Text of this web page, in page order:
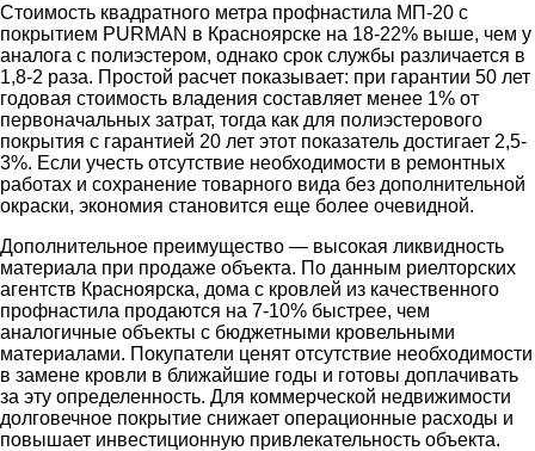
Стоимость квадратного метра профнастила МП-20 с
покрытием PURMAN в Красноярске на 18-22% выше, чем у
аналога с полиэстером, однако срок службы различается в
1,8-2 раза. Простой расчет показывает: при гарантии 50 лет
годовая стоимость владения составляет менее 1% от
первоначальных затрат, тогда как для полиэстерового
покрытия с гарантией 20 лет этот показатель достигает 2,5-
3%. Если учесть отсутствие необходимости в ремонтных
работах и сохранение товарного вида без дополнительной
окраски, экономия становится еще более очевидной.
Дополнительное преимущество — высокая ликвидность
материала при продаже объекта. По данным риелторских
агентств Красноярска, дома с кровлей из качественного
профнастила продаются на 7-10% быстрее, чем
аналогичные объекты с бюджетными кровельными
материалами. Покупатели ценят отсутствие необходимости
в замене кровли в ближайшие годы и готовы доплачивать
за эту определенность. Для коммерческой недвижимости
долговечное покрытие снижает операционные расходы и
повышает инвестиционную привлекательность объекта.